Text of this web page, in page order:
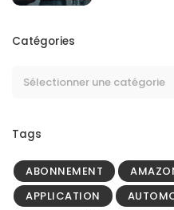
Catégories
Tags
ABONNEMENT
APPLICATION